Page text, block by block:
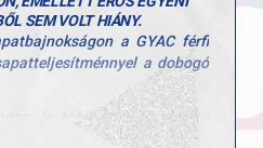
SEM VOLT HIÁNY.
a GYAC férfi
a dobogó
is több szép eredmény
Benedek teljesítménye